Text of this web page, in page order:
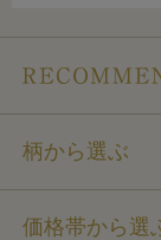
柄から選ぶ
価格帯から選